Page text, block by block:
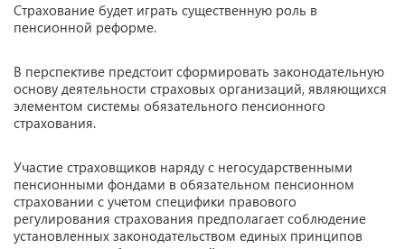
Страхование будет играть существенную роль в
пенсионной реформе.
В перспективе предстоит сформировать законодательную
основу деятельности страховых организаций, являющихся
элементом системы обязательного пенсионного
страхования.
Участие страховщиков наряду с негосударственными
пенсионными фондами в обязательном пенсионном
страховании с учетом специфики правового
регулирования страхования предполагает соблюдение
установленных законодательством единых принципов